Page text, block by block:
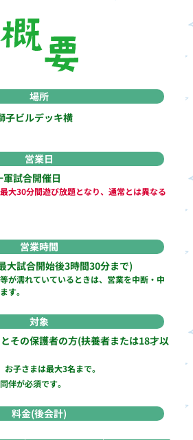
場所
子ビルデッキ横
営業日
試合開催日
大30分間遊び放題となり、通常とは異なる
営業時間
大試合開始後3時間30分まで)
が濡れていているときは、営業を中断・中
す。
対象
その保護者の方(扶養者または18才以
子さまは最大3名まで。
伴が必須です。
料金(後会計)